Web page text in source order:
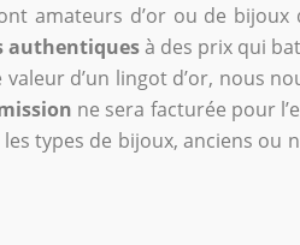
amateurs d’or ou de
authentiquesà des prix qui
d’un lingot d’or, nous
ne sera facturée pour
types de bijoux, anciens ou